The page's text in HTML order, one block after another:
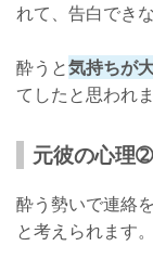
れて、告白でき
酔うと気持ちが
てしたと思われま
元彼の心理
酔う勢いで連絡
と考えられます。